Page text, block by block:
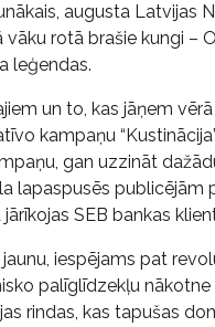
augusta Latvijas
rotā brašie kungi –
leģendas.
un to, kas jāņem
kampaņu
gan uzzināt
lapaspusēs publicējām
SEB bankas
iespējams pat
palīglīdzekļu
rindas, kas tapušas